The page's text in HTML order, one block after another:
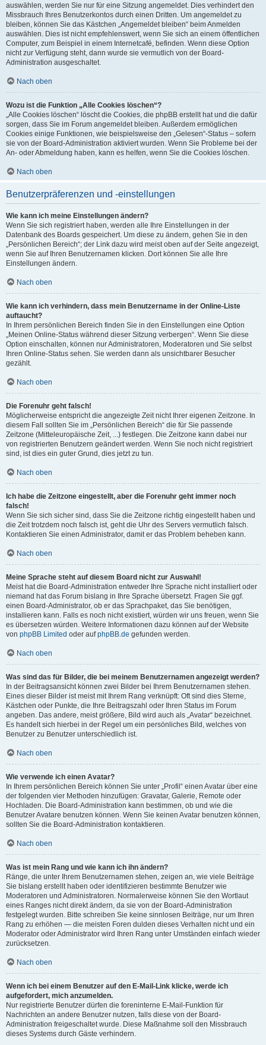
auswählen, werden Sie nur für eine Sitzung angemeldet. Dies verhindert den
Missbrauch Ihres Benutzerkontos durch einen Dritten. Um angemeldet zu
bleiben, können Sie das Kästchen „Angemeldet bleiben“ beim Anmelden
auswählen. Dies ist nicht empfehlenswert, wenn Sie sich an einem öffentlichen
Computer, zum Beispiel in einem Internetcafé, befinden. Wenn diese Option
nicht zur Verfügung steht, dann wurde sie vermutlich von der Board-
Administration ausgeschaltet.
Nach oben
Wozu ist die Funktion „Alle Cookies löschen“?
„Alle Cookies löschen“ löscht die Cookies, die phpBB erstellt hat und die dafür
sorgen, dass Sie im Forum angemeldet bleiben. Außerdem ermöglichen
Cookies einige Funktionen, wie beispielsweise den „Gelesen“-Status – sofern
sie von der Board-Administration aktiviert wurden. Wenn Sie Probleme bei der
An- oder Abmeldung haben, kann es helfen, wenn Sie die Cookies löschen.
Nach oben
Benutzerpräferenzen und -einstellungen
Wie kann ich meine Einstellungen ändern?
Wenn Sie sich registriert haben, werden alle Ihre Einstellungen in der
Datenbank des Boards gespeichert. Um diese zu ändern, gehen Sie in den
„Persönlichen Bereich“; der Link dazu wird meist oben auf der Seite angezeigt,
wenn Sie auf Ihren Benutzernamen klicken. Dort können Sie alle Ihre
Einstellungen ändern.
Nach oben
Wie kann ich verhindern, dass mein Benutzername in der Online-Liste
auftaucht?
In Ihrem persönlichen Bereich finden Sie in den Einstellungen eine Option
„Meinen Online-Status während dieser Sitzung verbergen“. Wenn Sie diese
Option einschalten, können nur Administratoren, Moderatoren und Sie selbst
Ihren Online-Status sehen. Sie werden dann als unsichtbarer Besucher
gezählt.
Nach oben
Die Forenuhr geht falsch!
Möglicherweise entspricht die angezeigte Zeit nicht Ihrer eigenen Zeitzone. In
diesem Fall sollten Sie im „Persönlichen Bereich“ die für Sie passende
Zeitzone (Mitteleuropäische Zeit, ...) festlegen. Die Zeitzone kann dabei nur
von registrierten Benutzern geändert werden. Wenn Sie noch nicht registriert
sind, ist dies ein guter Grund, dies jetzt zu tun.
Nach oben
Ich habe die Zeitzone eingestellt, aber die Forenuhr geht immer noch
falsch!
Wenn Sie sich sicher sind, dass Sie die Zeitzone richtig eingestellt haben und
die Zeit trotzdem noch falsch ist, geht die Uhr des Servers vermutlich falsch.
Kontaktieren Sie einen Administrator, damit er das Problem beheben kann.
Nach oben
Meine Sprache steht auf diesem Board nicht zur Auswahl!
Meist hat die Board-Administration entweder Ihre Sprache nicht installiert oder
niemand hat das Forum bislang in Ihre Sprache übersetzt. Fragen Sie ggf.
einen Board-Administrator, ob er das Sprachpaket, das Sie benötigen,
installieren kann. Falls es noch nicht existiert, würden wir uns freuen, wenn Sie
es übersetzen würden. Weitere Informationen dazu können auf der Website
von phpBB Limited oder aufphpBB.de gefunden werden.
Nach oben
Was sind das für Bilder, die bei meinem Benutzernamen angezeigt werden?
In der Beitragsansicht können zwei Bilder bei Ihrem Benutzernamen stehen.
Eines dieser Bilder ist meist mit Ihrem Rang verknüpft: Oft sind dies Sterne,
Kästchen oder Punkte, die Ihre Beitragszahl oder Ihren Status im Forum
angeben. Das andere, meist größere, Bild wird auch als „Avatar“ bezeichnet.
Es handelt sich hierbei in der Regel um ein persönliches Bild, welches von
Benutzer zu Benutzer unterschiedlich ist.
Nach oben
Wie verwende ich einen Avatar?
In Ihrem persönlichen Bereich können Sie unter „Profil“ einen Avatar über eine
der folgenden vier Methoden hinzufügen: Gravatar, Galerie, Remote oder
Hochladen. Die Board-Administration kann bestimmen, ob und wie die
Benutzer Avatare benutzen können. Wenn Sie keinen Avatar benutzen können,
sollten Sie die Board-Administration kontaktieren.
Nach oben
Was ist mein Rang und wie kann ich ihn ändern?
Ränge, die unter Ihrem Benutzernamen stehen, zeigen an, wie viele Beiträge
Sie bislang erstellt haben oder identifizieren bestimmte Benutzer wie
Moderatoren und Administratoren. Normalerweise können Sie den Wortlaut
eines Ranges nicht direkt ändern, da sie von der Board-Administration
festgelegt wurden. Bitte schreiben Sie keine sinnlosen Beiträge, nur um Ihren
Rang zu erhöhen — die meisten Foren dulden dieses Verhalten nicht und ein
Moderator oder Administrator wird Ihren Rang unter Umständen einfach wieder
zurücksetzen.
Nach oben
Wenn ich bei einem Benutzer auf den E-Mail-Link klicke, werde ich
aufgefordert, mich anzumelden.
Nur registrierte Benutzer dürfen die foreninterne E-Mail-Funktion für
Nachrichten an andere Benutzer nutzen, falls diese von der Board-
Administration freigeschaltet wurde. Diese Maßnahme soll den Missbrauch
dieses Systems durch Gäste verhindern.